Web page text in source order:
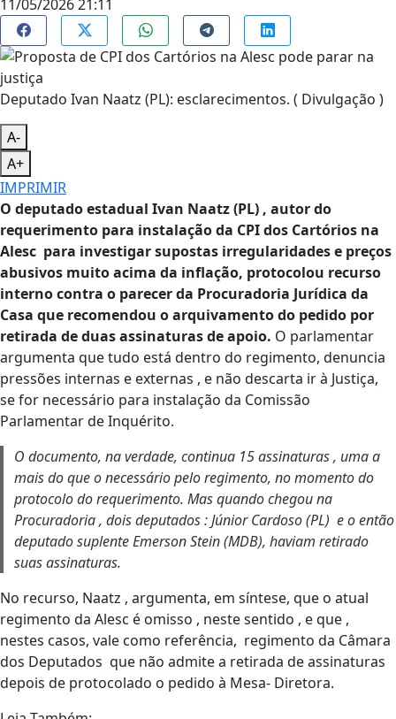
11/05/2026 21:11
Deputado Ivan Naatz (PL): esclarecimentos. ( Divulgação )
A-
A+
IMPRIMIR
O deputado estadual Ivan Naatz (PL) , autor do
requerimento para instalação da CPI dos Cartórios na
Alesc para investigar supostas irregularidades e preços
abusivos muito acima da inflação, protocolou recurso
interno contra o parecer da Procuradoria Jurídica da
Casa que recomendou o arquivamento do pedido por
retirada de duas assinaturas de apoio. O parlamentar
argumenta que tudo está dentro do regimento, denuncia
pressões internas e externas , e não descarta ir à Justiça,
se for necessário para instalação da Comissão
Parlamentar de Inquérito.
O documento, na verdade, continua 15 assinaturas , uma a
mais do que o necessário pelo regimento, no momento do
protocolo do requerimento. Mas quando chegou na
Procuradoria , dois deputados : Júnior Cardoso (PL) e o então
deputado suplente Emerson Stein (MDB), haviam retirado
suas assinaturas.
No recurso, Naatz , argumenta, em síntese, que o atual
regimento da Alesc é omisso , neste sentido , e que ,
nestes casos, vale como referência, regimento da Câmara
dos Deputados que não admite a retirada de assinaturas
depois de protocolado o pedido à Mesa- Diretora.